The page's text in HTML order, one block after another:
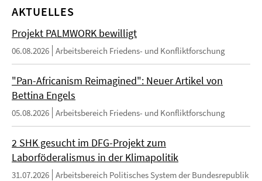
AKTUELLES
Projekt PALMWORK bewilligt
06.08.2026 Arbeitsbereich Friedens- und Konfliktforschung
"Pan-Africanism Reimagined": Neuer Artikel von
Bettina Engels
05.08.2026 Arbeitsbereich Friedens- und Konfliktforschung
2 SHK gesucht im DFG-Projekt zum
Laborföderalismus in der Klimapolitik
31.07.2026 Arbeitsbereich Politisches System der Bundesrepublik